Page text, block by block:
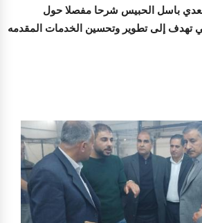
باسل الحبيس شرحا مفصلا حول
تهدف إلى تطوير وتحسين الخدمات المقدمه